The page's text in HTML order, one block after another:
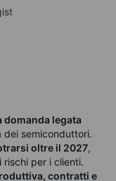
legata
dei semiconduttori.
oltre il 2027,
rischi per i clienti.
contratti e